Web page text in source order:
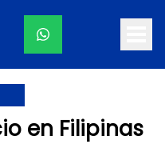
en Filipinas